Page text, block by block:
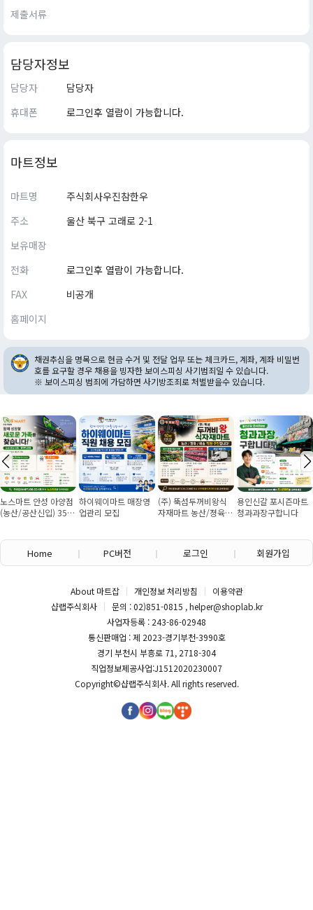
제출서류
담당자정보
담당자
담당자
휴대폰
로그인후 열람이 가능합니다.
마트정보
마트명
주식회사우진참한우
주소
울산 북구 고래로 2-1
보유매장
전화
로그인후 열람이 가능합니다.
FAX
비공개
홈페이지
채권추심을 명목으로 현금 수거 및 전달 업무 또는 체크카드, 계좌, 계좌 비밀번
호를 요구할 경우 채용을 빙자한 보이스피싱 사기범죄일 수 있습니다.
※ 보이스피싱 범죄에 가담하면 사기방조죄로 처벌받을수 있습니다.
노스마트 안성 아양점
(농산/공산신입) 355
하이웨이마트 매장영
업관리 모집
(주) 뚝섬두꺼비왕식
자재마트 농산/졍육/
용인신갈 포시즌마트
청과과장구합니다
Home PC버전 로그인 회원가입
About 마트잡 개인정보 처리방침
이용약관
샵랩주식회사
문의 : 02)851-0815 , helper@shoplab.kr
사업자등록 : 243-86-02948
통신판매업 : 제 2023-경기부천-3990호
경기 부천시 부흥로 71, 2718-304
직업정보제공사업:J1512020230007
Copyright©샵랩주식회사. All rights reserved.